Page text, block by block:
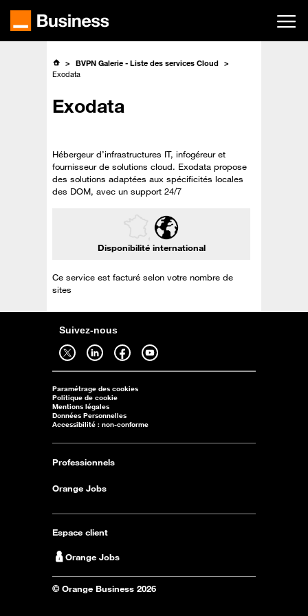
contenu
BVPN Galerie - Liste des services Cloud
Exodata
Exodata
Hébergeur d’infrastructures IT, infogéreur et
fournisseur de solutions cloud. Exodata propose
des solutions adaptées aux spécificités locales
des DOM, avec un support 24/7
Disponibilité international
Ce service est facturé selon votre nombre de
sites
Suivez-nous
Suivez-nous sur twitter - ouverture dans un nouvel onglet Suivez-nous sur linkedin - ouverture dans un nouvel onglet Suivez-nous sur facebook - ouverture dans un nouvel onglet Suivez-nous sur youtube - ouverture dans un nouvel onglet
Paramétrage des cookies
Politique de cookie
Mentions légales
Données Personnelles
Accessibilité : non-conforme
Professionnels
Orange Jobs
Espace client
Orange Jobs
© Orange Business 2026